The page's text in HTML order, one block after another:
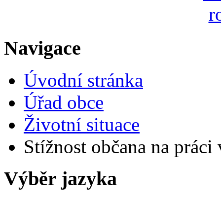
Navigace
Úvodní stránka
Úřad obce
Životní situace
Stížnost občana na práci
Výběr jazyka